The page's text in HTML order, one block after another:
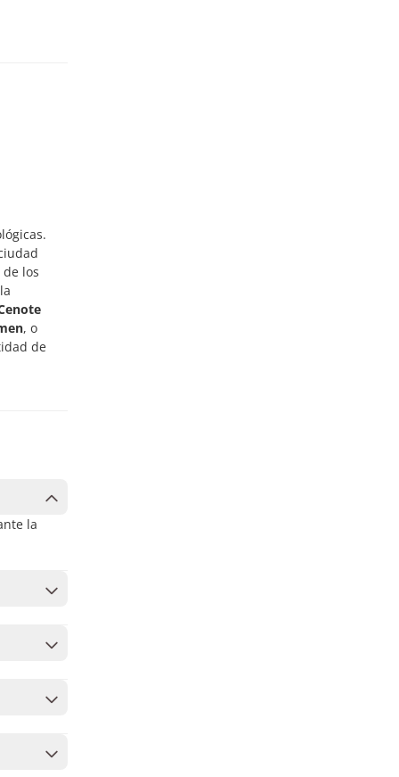
los
, o
de
la